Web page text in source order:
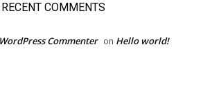
RECENT COMMENTS
Commenter on Hello world!